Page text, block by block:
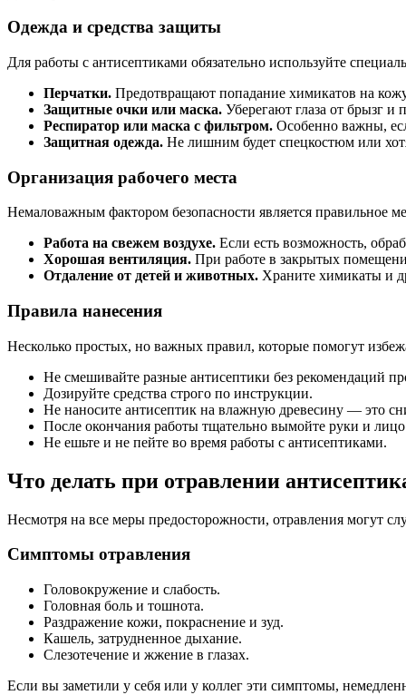
Одежда и средства защиты
Для работы с антисептиками обязательно используйте
Перчатки. Предотвращают попадание химикатов на
Защитные очки или маска. Уберегают глаза от брызг и
Респиратор или маска с фильтром. Особенно важны,
Защитная одежда. Не лишним будет спецкостюм или
Организация рабочего места
Немаловажным фактором безопасности является правильное
Работа на свежем воздухе. Если есть возможность,
Хорошая вентиляция. При работе в закрытых
Отдаление от детей и животных. Храните химикаты и
Правила нанесения
Несколько простых, но важных правил, которые помогут
Не смешивайте разные антисептики без рекомендаций
Дозируйте средства строго по инструкции.
Не наносите антисептик на влажную древесину — это
После окончания работы тщательно вымойте руки и
Не ешьте и не пейте во время работы с антисептиками.
Что делать при отравлении
Несмотря на все меры предосторожности, отравления могут
Симптомы отравления
Головокружение и слабость.
Головная боль и тошнота.
Раздражение кожи, покраснение и зуд.
Кашель, затрудненное дыхание.
Слезотечение и жжение в глазах.
Если вы заметили у себя или у коллег эти симптомы,